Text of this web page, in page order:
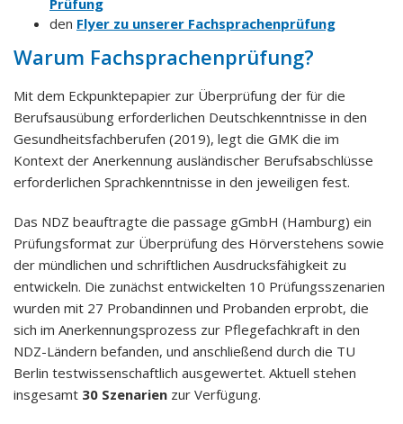
Prüfung
den Flyer zu unserer Fachsprachenprüfung
Warum Fachsprachenprüfung?
Mit dem Eckpunktepapier zur Überprüfung der für die
Berufsausübung erforderlichen Deutschkenntnisse in den
Gesundheitsfachberufen (2019), legt die GMK die im
Kontext der Anerkennung ausländischer Berufsabschlüsse
erforderlichen Sprachkenntnisse in den jeweiligen fest.
Das NDZ beauftragte die passage gGmbH (Hamburg) ein
Prüfungsformat zur Überprüfung des Hörverstehens sowie
der mündlichen und schriftlichen Ausdrucksfähigkeit zu
entwickeln. Die zunächst entwickelten 10 Prüfungsszenarien
wurden mit 27 Probandinnen und Probanden erprobt, die
sich im Anerkennungsprozess zur Pflegefachkraft in den
NDZ-Ländern befanden, und anschließend durch die TU
Berlin testwissenschaftlich ausgewertet. Aktuell stehen
insgesamt 30 Szenarien zur Verfügung.